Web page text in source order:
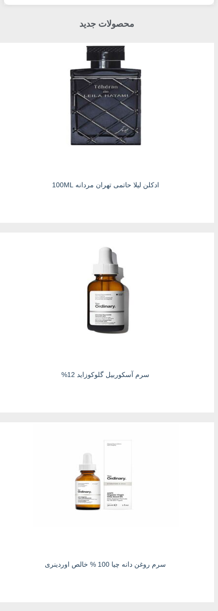
محصولات جدید
ادکلن لیلا حاتمی تهران مردانه 100ML
سرم آسکوربیل گلوکوزاید 12%
سرم روغن دانه چیا 100 % خالص اوردینری